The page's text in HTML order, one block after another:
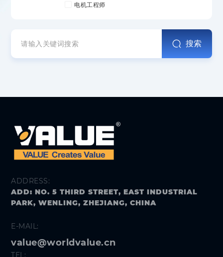
电机工程师
搜索
ADDRESS:
ADD: NO. 5 THIRD STREET, EAST INDUSTRIAL
PARK, WENLING, ZHEJIANG, CHINA
E-MAIL:
value@worldvalue.cn
TEL: